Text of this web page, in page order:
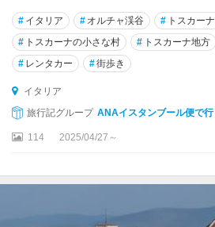
ッ
レ
ィ
ボ
セ
# イタリア # オルチャ渓谷 # トスカーナ
# トスカーナの小さな村 # トスカーナ地方
# レンタカー #街歩き
イタリア
旅行記グループ ANAイスタンブール便で
114 2025/04/27～